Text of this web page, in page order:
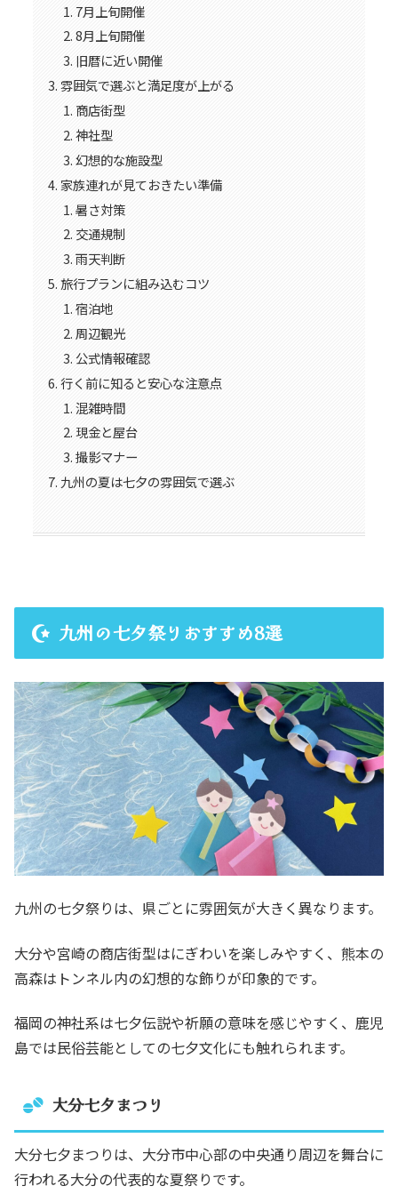
7月上旬開催
8月上旬開催
旧暦に近い開催
雰囲気で選ぶと満足度が上がる
商店街型
神社型
幻想的な施設型
家族連れが見ておきたい準備
暑さ対策
交通規制
雨天判断
旅行プランに組み込むコツ
宿泊地
周辺観光
公式情報確認
行く前に知ると安心な注意点
混雑時間
現金と屋台
撮影マナー
九州の夏は七夕の雰囲気で選ぶ
九州の七夕祭りおすすめ8選
九州の七夕祭りは、県ごとに雰囲気が大きく異なります。
大分や宮崎の商店街型はにぎわいを楽しみやすく、熊本の
高森はトンネル内の幻想的な飾りが印象的です。
福岡の神社系は七夕伝説や祈願の意味を感じやすく、鹿児
島では民俗芸能としての七夕文化にも触れられます。
大分七夕まつり
大分七夕まつりは、大分市中心部の中央通り周辺を舞台に
行われる大分の代表的な夏祭りです。